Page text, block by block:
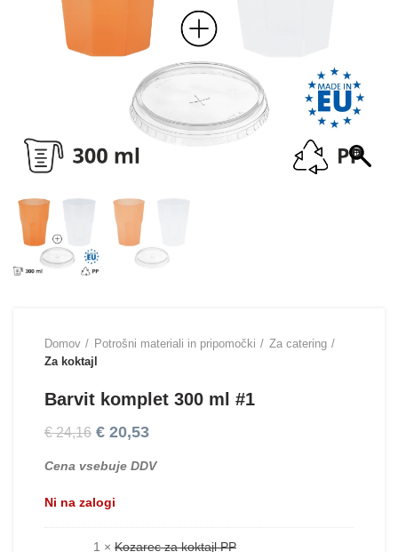
Domov Potrošni materiali in pripomočki
Za catering
Za koktajl
Barvit komplet 300 ml #1
€24,16 € 20,53
Cena vsebuje DDV
Ni na zalogi
1 × Kozarec za koktajl PP